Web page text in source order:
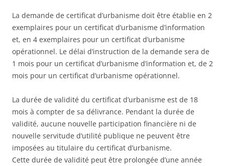
La demande de certificat d’urbanisme doit être établie en 2
exemplaires pour un certificat d’urbanisme d’information
et, en 4 exemplaires pour un certificat d’urbanisme
opérationnel. Le délai d’instruction de la demande sera de
1 mois pour un certificat d’urbanisme d’information et, de 2
mois pour un certificat d’urbanisme opérationnel.
La durée de validité du certificat d’urbanisme est de 18
mois à compter de sa délivrance. Pendant la durée de
validité, aucune nouvelle participation financière ni de
nouvelle servitude d’utilité publique ne peuvent être
imposées au titulaire du certificat d’urbanisme.
Cette durée de validité peut être prolongée d’une année